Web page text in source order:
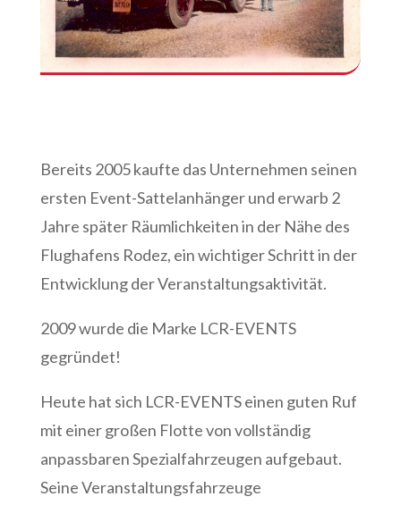
Bereits 2005 kaufte das Unternehmen seinen
ersten Event-Sattelanhänger und erwarb 2
Jahre später Räumlichkeiten in der Nähe des
Flughafens Rodez, ein wichtiger Schritt in der
Entwicklung der Veranstaltungsaktivität.
2009 wurde die Marke LCR-EVENTS
gegründet!
Heute hat sich LCR-EVENTS einen guten Ruf
mit einer großen Flotte von vollständig
anpassbaren Spezialfahrzeugen aufgebaut.
Seine Veranstaltungsfahrzeuge